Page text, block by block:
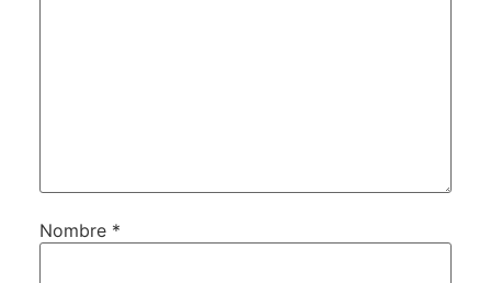
Nombre *